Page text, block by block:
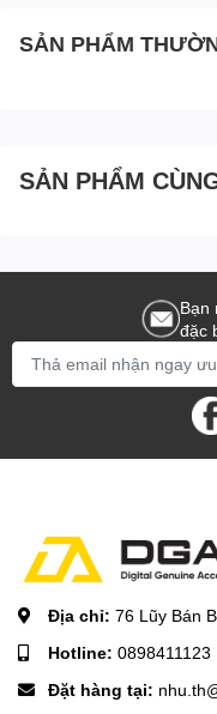
SẢN PHẨM
SẢN PHẨM
Bạn
đặc
Địa chỉ: 76 Lũy Bán
Hotline: 0898411123
Đặt hàng tại: